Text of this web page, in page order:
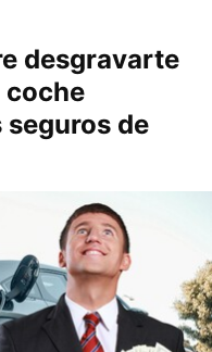
desgravarte
coche
de